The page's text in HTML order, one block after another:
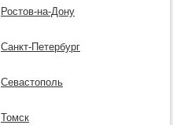
Ростов-на-Дону
Санкт-Петербург
Севастополь
Томск